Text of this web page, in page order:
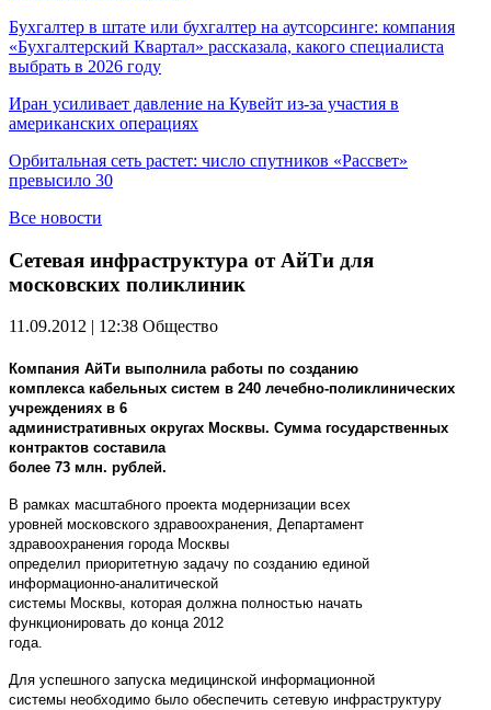
Бухгалтер в штате или бухгалтер на аутсорсинге: компания
«Бухгалтерский Квартал» рассказала, какого специалиста
выбрать в 2026 году
Иран усиливает давление на Кувейт из-за участия в
американских операциях
Орбитальная сеть растет: число спутников «Рассвет»
превысило 30
Все новости
Сетевая инфраструктура от АйТи для
московских поликлиник
11.09.2012 | 12:38 Общество
Компания АйТи выполнила работы по созданию
комплекса кабельных систем в 240 лечебно-поликлинических
учреждениях в 6
административных округах Москвы. Сумма государственных
контрактов составила
более 73 млн. рублей.
В рамках масштабного проекта модернизации всех
уровней московского здравоохранения, Департамент
здравоохранения города Москвы
определил приоритетную задачу по созданию единой
информационно-аналитической
системы Москвы, которая должна полностью начать
функционировать до конца 2012
года.
Для успешного запуска медицинской информационной
системы необходимо было обеспечить сетевую инфраструктуру